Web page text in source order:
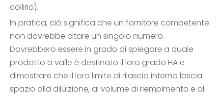
collirio).
In pratica, ciò significa che un fornitore competente
non dovrebbe citare un singolo numero.
Dovrebbero essere in grado di spiegare a quale
prodotto a valle è destinato il loro grado HA e
dimostrare che il loro limite di rilascio interno lascia
spazio alla diluizione, al volume di riempimento e al